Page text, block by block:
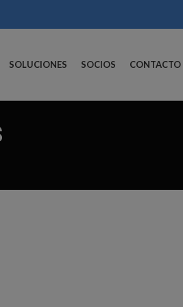
SOLUCIONES SOCIOS CONTACTO